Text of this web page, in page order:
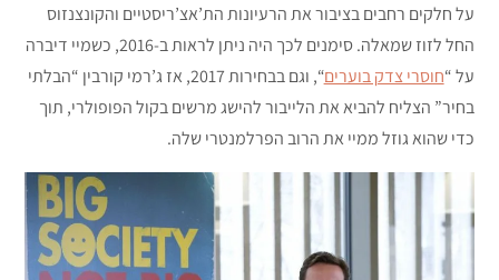
על חלקים רחבים בציבור את הרעיונות הת’אצ’ריסטיים והקונצנזוס
החל לזוז שמאלה. סימנים לכך היה ניתן לראות ב-2016, כשמיי דיברה
על “חוסרי צדק בוערים
“, וגם בבחירות 2017, אז ג’רמי קורבין “הבלתי
בחיר” הצליח להביא את הלייבור להישג מרשים בקול הפופולרי, תוך
כדי שהוא גוזל ממיי את הרוב הפרלמנטרי שלה.